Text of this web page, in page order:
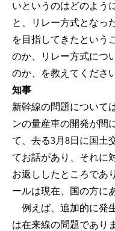
いというのはどのよう
と、リレー方式となっ
を目指してきたという
のか、リレー方式につ
のか、を教えてください
知事
新幹線の問題について
ンの量産車の開発が間
て、去る3月8日に国土
てお話があり、それに
お返ししたところであ
ールは現在、国の方に
例えば、追加的に発
は在来線の問題であり